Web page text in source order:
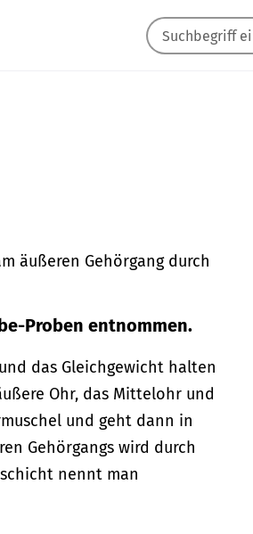
äußeren Gehörgang durch
Proben entnommen.
das Gleichgewicht halten
Ohr, das Mittelohr und
und geht dann in
Gehörgangs wird durch
nennt man